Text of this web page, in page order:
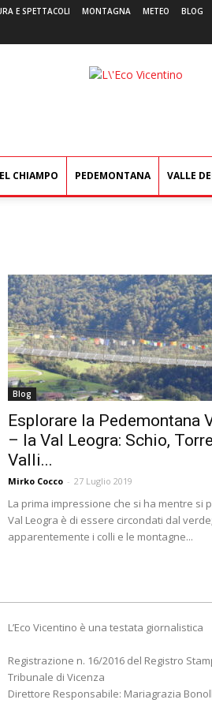
E SPETTACOLI MONTAGNA METEO BLOG
L'Eco
CHIAMPO PEDEMONTANA VALLE
Blog
Esplorare la Pedemontana
– la Val Leogra: Schio,
Valli...
Mirko Cocco - 27 Luglio 2019
La prima impressione che si ha mentre si
Val Leogra è di essere circondati dal verde;
apparentemente i colli e le montagne...
L’Eco Vicentino è una testata giornalistica
Registrazione n. 16/2016 del Registro
Tribunale di Vicenza
Direttore Responsabile: Mariagrazia